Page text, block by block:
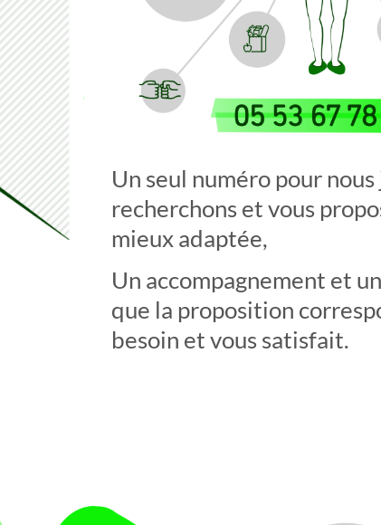
Un seul numéro pour
recherchons et vous
mieux adaptée,
Un accompagnement et
que la proposition
besoin et vous satisfait.